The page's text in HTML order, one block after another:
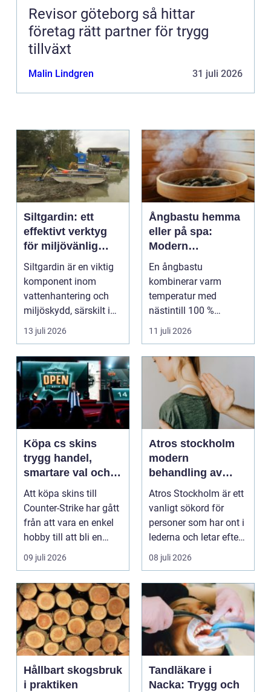
Revisor göteborg så hittar
företag rätt partner för trygg
tillväxt
Malin Lindgren 31 juli 2026
Siltgardin: ett
effektivt verktyg
för miljövänlig
vattenhantering
Siltgardin är en viktig
komponent inom
vattenhantering och
miljöskydd, särskilt i
verksamheter som i...
13 juli 2026
Ångbastu hemma
eller på spa:
Modern
återhämtning med
uråldrig logik
En ångbastu
kombinerar varm
temperatur med
nästintill 100 %
luftfuktighet för att
sk...
11 juli 2026
Köpa cs skins
trygg handel,
smartare val och
bättre affärer
Att köpa skins till
Counter-Strike har gått
från att vara en enkel
hobby till att bli en
egen liten ...
09 juli 2026
Atros stockholm
modern
behandling av
ledbesvär i
huvudstaden
Atros Stockholm är ett
vanligt sökord för
personer som har ont i
lederna och letar efter
hjälp i huv...
08 juli 2026
Hållbart skogsbruk
i praktiken
Tandläkare i
Nacka: Trygg och